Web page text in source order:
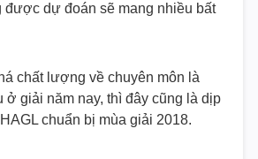
được dự đoán sẽ mang nhiều bất
chất lượng về chuyên môn là
ở giải năm nay, thì đây cũng là dịp
chuẩn bị mùa giải 2018.